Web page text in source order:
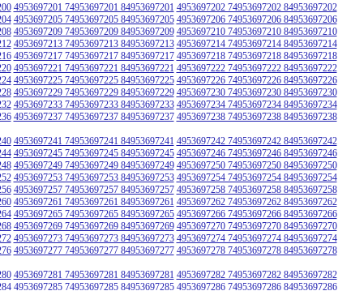
4953697201 74953697201 84953697201 4953697202 74953697202 84953697202
4953697205 74953697205 84953697205 4953697206 74953697206 84953697206
4953697209 74953697209 84953697209 4953697210 74953697210 84953697210
4953697213 74953697213 84953697213 4953697214 74953697214 84953697214
4953697217 74953697217 84953697217 4953697218 74953697218 84953697218
4953697221 74953697221 84953697221 4953697222 74953697222 84953697222
4953697225 74953697225 84953697225 4953697226 74953697226 84953697226
4953697229 74953697229 84953697229 4953697230 74953697230 84953697230
4953697233 74953697233 84953697233 4953697234 74953697234 84953697234
4953697237 74953697237 84953697237 4953697238 74953697238 84953697238
4953697241 74953697241 84953697241 4953697242 74953697242 84953697242
4953697245 74953697245 84953697245 4953697246 74953697246 84953697246
4953697249 74953697249 84953697249 4953697250 74953697250 84953697250
4953697253 74953697253 84953697253 4953697254 74953697254 84953697254
4953697257 74953697257 84953697257 4953697258 74953697258 84953697258
4953697261 74953697261 84953697261 4953697262 74953697262 84953697262
4953697265 74953697265 84953697265 4953697266 74953697266 84953697266
4953697269 74953697269 84953697269 4953697270 74953697270 84953697270
4953697273 74953697273 84953697273 4953697274 74953697274 84953697274
4953697277 74953697277 84953697277 4953697278 74953697278 84953697278
4953697281 74953697281 84953697281 4953697282 74953697282 84953697282
4953697285 74953697285 84953697285 4953697286 74953697286 84953697286